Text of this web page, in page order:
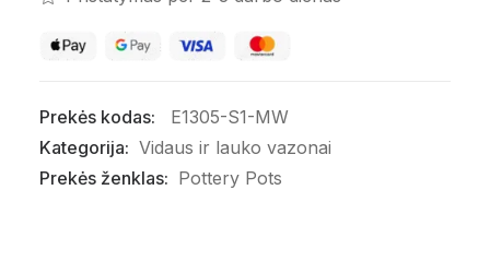
Prekės kodas:
E1305-S1-MW
Kategorija: Vidaus ir lauko vazonai
Prekės ženklas: Pottery Pots